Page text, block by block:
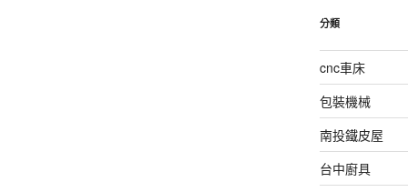
分類
cnc車床
包裝機械
南投鐵皮屋
台中廚具